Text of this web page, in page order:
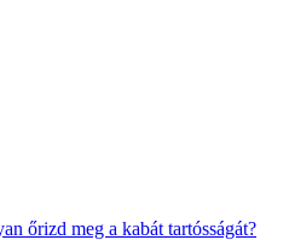
őrizd meg a kabát tartósságát?